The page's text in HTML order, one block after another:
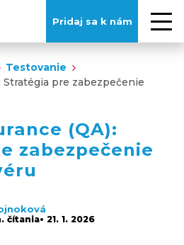
Pridaj sa k nám
Testovanie
Stratégia pre zabezpečenie
(QA):
zabezpečenie
čítania• 21. 1. 2026